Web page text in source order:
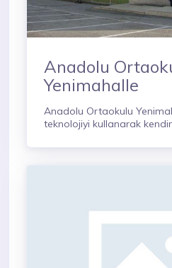
Anadolu
Yenimahalle
Anadolu Ortaokulu
teknolojiyi kullanarak
seçen bireyler yetiştiren,